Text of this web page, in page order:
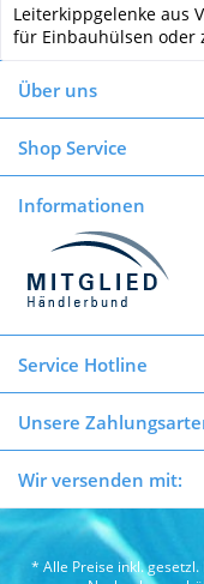
Leiterkippgelenke aus
für Einbauhülsen oder
Über uns
Shop Service
Informationen
Service Hotline
Unsere
Wir versenden mit:
* Alle Preise inkl.